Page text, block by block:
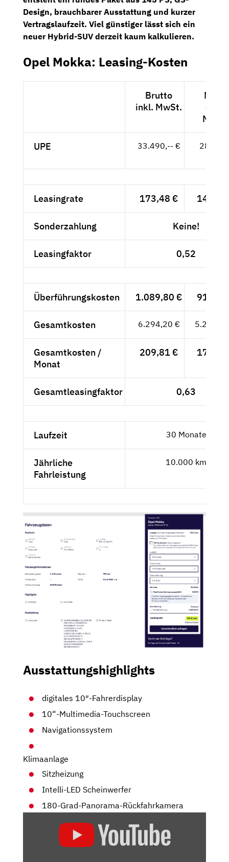
Design, brauchbarer Ausstattung und kurzer
Vertragslaufzeit. Viel günstiger lässt sich ein
neuer Hybrid-SUV derzeit kaum kalkulieren.
Opel Mokka: Leasing-Kosten
Brutto
inkl. MwSt.
Netto
exkl.
MwSt.
UPE 33.490,-- €
Leasingrate 173,48 € 145,78
Sonderzahlung Keine!
Leasingfaktor 0,52
Überführungskosten 1.089,80 € 915,80
Gesamtkosten 6.294,20 €
Gesamtkosten /
Monat
209,81 € 176,31
Gesamtleasingfaktor 0,63
Laufzeit 30 Monate
Jährliche
Fahrleistung
10.000 km
Ausstattungshighlights
digitales 10″-Fahrerdisplay
10“-Multimedia-Touchscreen
Navigationssystem
Klimaanlage
Sitzheizung
Intelli-LED Scheinwerfer
180-Grad-Panorama-Rückfahrkamera